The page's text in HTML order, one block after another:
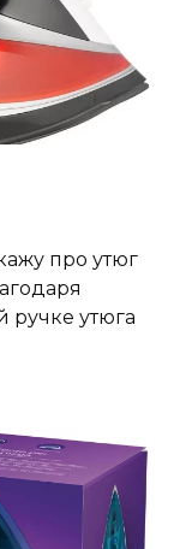
про утюг
ручке утюга